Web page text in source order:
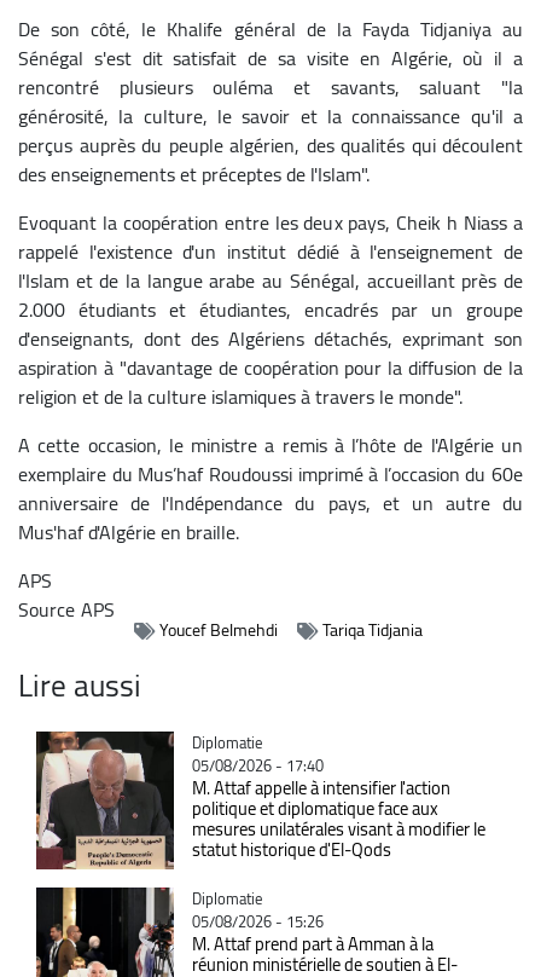
De son côté, le Khalife général de la Fayda Tidjaniya au
Sénégal s'est dit satisfait de sa visite en Algérie, où il a
rencontré plusieurs ouléma et savants, saluant "la
générosité, la culture, le savoir et la connaissance qu'il a
perçus auprès du peuple algérien, des qualités qui découlent
des enseignements et préceptes de l'Islam".
Evoquant la coopération entre les deux pays, Cheik h Niass a
rappelé l'existence d'un institut dédié à l'enseignement de
l'Islam et de la langue arabe au Sénégal, accueillant près de
2.000 étudiants et étudiantes, encadrés par un groupe
d'enseignants, dont des Algériens détachés, exprimant son
aspiration à "davantage de coopération pour la diffusion de la
religion et de la culture islamiques à travers le monde".
A cette occasion, le ministre a remis à l’hôte de l'Algérie un
exemplaire du Mus’haf Roudoussi imprimé à l’occasion du 60e
anniversaire de l'Indépendance du pays, et un autre du
Mus'haf d'Algérie en braille.
APS
SourceAPS
Youcef Belmehdi Tariqa Tidjania
Lire aussi
Catégorie
Diplomatie
05/08/2026 - 17:40
M. Attaf appelle à intensifier l'action
politique et diplomatique face aux
mesures unilatérales visant à modifier le
statut historique d'El-Qods
Catégorie
Diplomatie
05/08/2026 - 15:26
M. Attaf prend part à Amman à la
réunion ministérielle de soutien à El-